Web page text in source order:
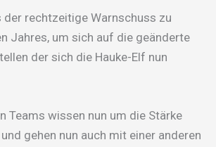
der rechtzeitige Warnschuss zu
Jahres, um sich auf die geänderte
der sich die Hauke-Elf nun
Teams wissen nun um die Stärke
gehen nun auch mit einer anderen